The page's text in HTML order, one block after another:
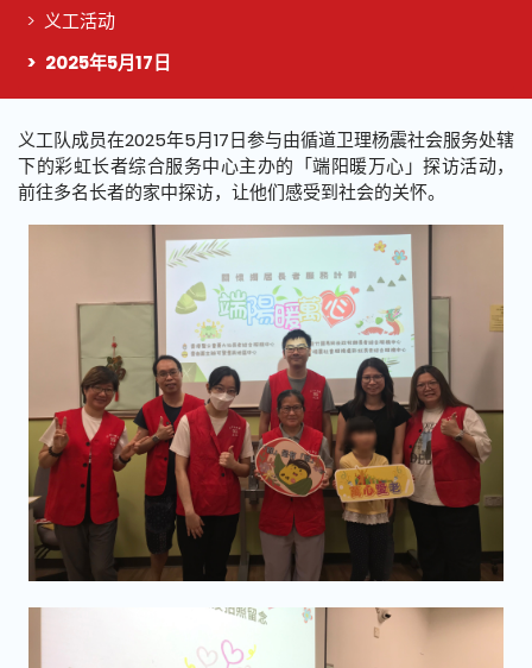
义工活动
2025年5月17日
这个页面的主要内容
义工队成员在2025年5月17日参与由循道卫理杨震社会服务处辖
下的彩虹长者综合服务中心主办的「端阳暖万心」探访活动，
前往多名长者的家中探访，让他们感受到社会的关怀。